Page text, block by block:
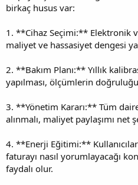
birkaç husus var:
1. **Cihaz Seçimi:** Elektronik
maliyet ve hassasiyet dengesi
2. **Bakım Planı:** Yıllık
yapılması, ölçümlerin
3. **Yönetim Kararı:** Tüm
alınmalı, maliyet paylaşımı net
4. **Enerji Eğitimi:**
faturayı nasıl yorumlayacağı
faydalı olur.